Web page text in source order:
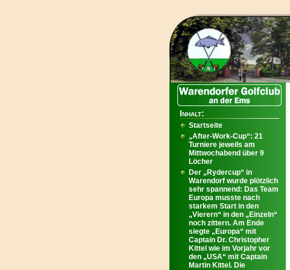
Inhalt:
Startseite
„After-Work-Cup“: 21
Turniere jeweils am
Mittwochabend über 9
Löcher
Der „Rydercup“ in
Warendorf wurde plötzlich
sehr spannend: Das Team
Europa musste nach
starkem Start in den
„Vierern“ in den „Einzeln“
noch zittern. Am Ende
siegte „Europa“ mit
Captain Dr. Christopher
Kittel wie im Vorjahr vor
den „USA“ mit Captain
Martin Kittel. Die